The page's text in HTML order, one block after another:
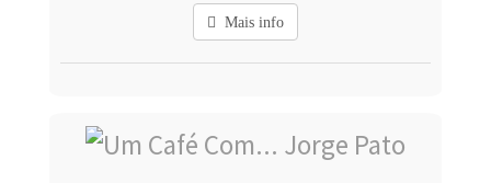
Mais info